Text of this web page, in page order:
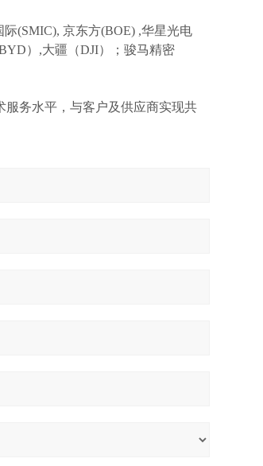
(SMIC), 京东方(BOE) ,华星光电
）,大疆（DJI）；骏马精密
务水平，与客户及供应商实现共